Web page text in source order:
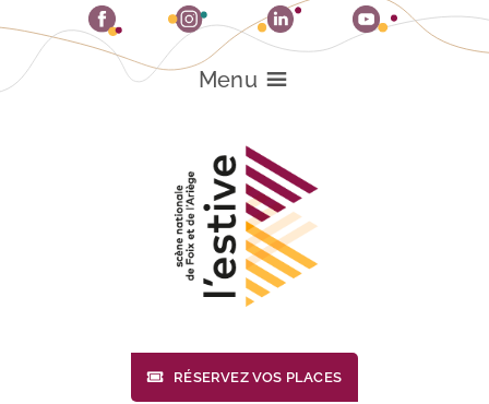
contenu
Menu
RÉSERVEZ VOS PLACES